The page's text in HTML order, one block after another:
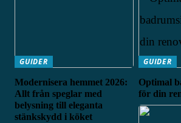
GUIDER
Modernisera hemmet 2026:
Allt från speglar med
belysning till eleganta
stänkskydd i köket
GUIDER
Optimal
för din